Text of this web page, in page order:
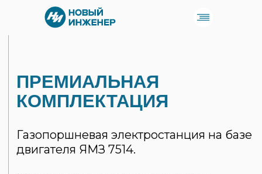
+7(930)076-58-58
sales@novoinzhener.ru
КОМПЛЕКТАЦИЯ
Газопоршневая электростанция на базе
двигателя ЯМЗ 7514.
Мы предлагаем газопоршневые
электростанции капотного и уличного
исполнения — компактные, надёжные